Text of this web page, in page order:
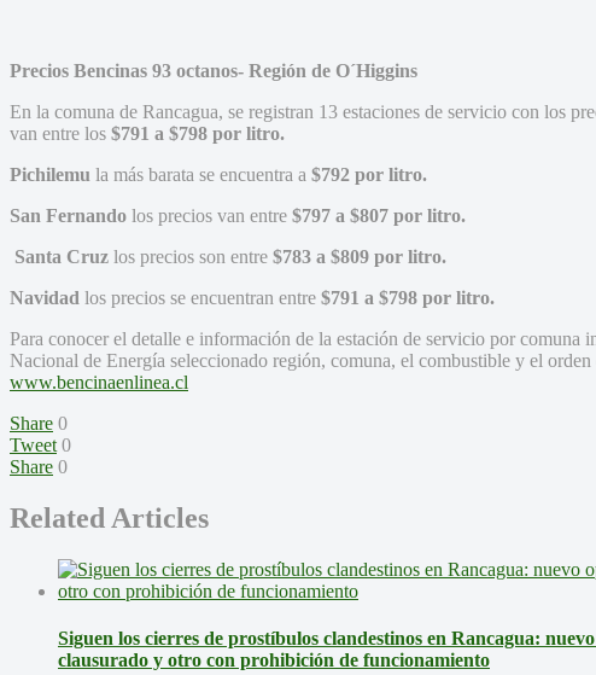
Precios Bencinas 93 octanos- Región de O´Higgins
En la comuna de Rancagua, se registran 13 estaciones de servicio con los
van entre los $791 a $798 por litro.
Pichilemu la más barata se encuentra a $792 por litro.
San Fernando los precios van entre $797 a $807 por litro.
Santa Cruz los precios son entre $783 a $809 por litro.
Navidad los precios se encuentran entre $791 a $798 por litro.
Para conocer el detalle e información de la estación de servicio por comuna
Nacional de Energía seleccionado región, comuna, el combustible y el orden
www.bencinaenlinea.cl
Share 0
Tweet 0
Share 0
Related Articles
Siguen los cierres de prostíbulos clandestinos en Rancagua:
clausurado y otro con prohibición de funcionamiento